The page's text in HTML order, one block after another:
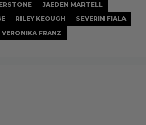
JAEDEN MARTELL
RILEY KEOUGH
SEVERIN FIALA
VERONIKA FRANZ